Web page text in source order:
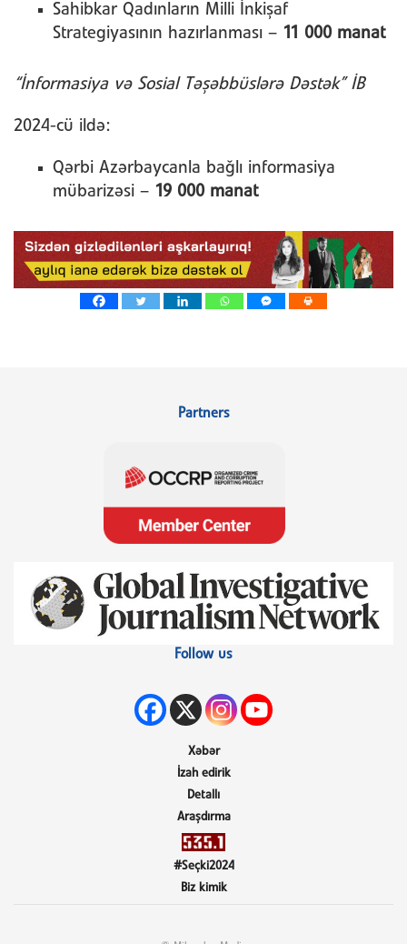
Sahibkar Qadınların Milli İnkişaf
Strategiyasının hazırlanması – 11 000 manat
“İnformasiya və Sosial Təşəbbüslərə Dəstək” İB
2024-cü ildə:
Qərbi Azərbaycanla bağlı informasiya
mübarizəsi – 19 000 manat
Partners
Follow us
Xəbər
İzah edirik
Detallı
Araşdırma
#Seçki2024
Biz kimik